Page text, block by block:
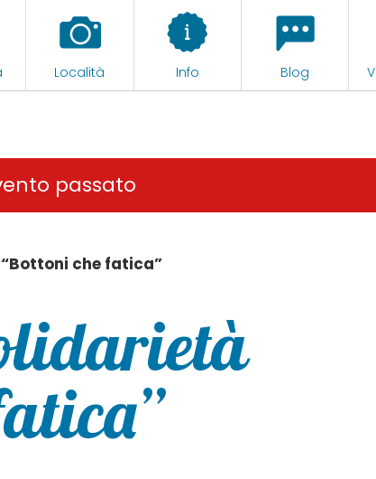
Località Info Blog
passato
che fatica”